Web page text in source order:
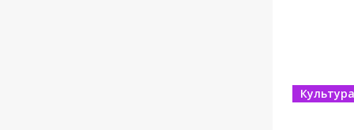
Культура